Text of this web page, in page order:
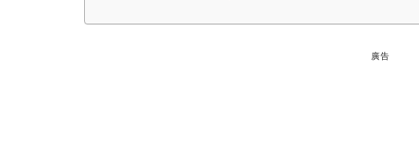
廣告